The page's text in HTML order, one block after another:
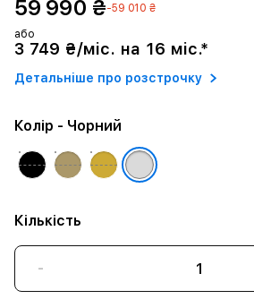
59 990 ₴-59 010 ₴
або
3 749 ₴/міс. на 16 міс.*
Детальніше про розстрочку
Колір - Чорний
Кількість
-